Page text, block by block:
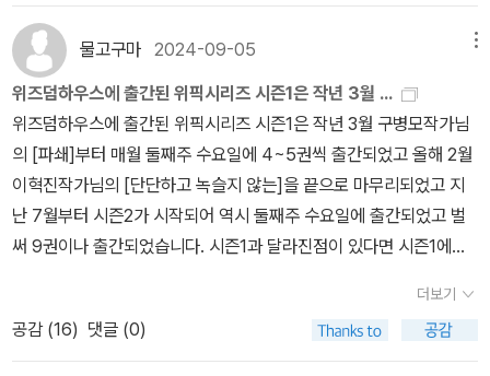
다. 그들의 연대가 끈끈하고 단단하기를 바란다. 이 소설에서는 어떨
지 모르지만.수국도 좋고 소설도 좋다. 수국은 조금씩 시들고 있다. 수
국과 소설을 짝꿍처럼 담아보려 했지만 아쉬움만 남는다. 수국을 바
라보는 소설, 소설을 바라보는 수국이라고 생각한다. 서로를 향하는
마음이라고 말이다. 소설과 수국의 마음은 어떨지 모르겠지만.
하고 있어서 '놓칠 수 없는' 책이기는 했다. ​나의, 인공지능에 대한 사
유와 인류의 미래 전망에 관심을 갖는 친구는 인공지능이 왜 '판단의
주체'가 될 수 없는지에 대해 자세히 설명해 주었다. 이러한 사고 실험
은 흥미롭고 섹시하고 도파민 터지지만(저속노화 주창하시다가 고속
노화로 선회하신 분이 생각나는군), 사실 나는 그의 말을 반도 이해하
지 못했다. 그렇다고 생각한다. ​솔직히 나는 그의 주장, 'AI는 판단의
주체가 될 수 없고, AI가 그럴 것이라는 주장은 식민주의의 부활을 꿈
꾸는 서백남들의 픽션'이라는 그의 말을 믿고 싶었다. 기대고 싶었다.
하지만, 내 안의 의문은 해소되지 않았고. 그런 채로, 그러니깐 의문과
질문을 껴안은 채로 계속해서 읽을 수밖에 없겠다는 결론에 도달했
다. ​다른 건 모르겠지만, 재미있게 쓴다는 점에서는 유발 하라리에게
물고구마 2024-09-05
위즈덤하우스에 출간된 위픽시리즈 시즌1은 작년 3월 ...
위즈덤하우스에 출간된 위픽시리즈 시즌1은 작년 3월 구병모작가님
의 [파쇄]부터 매월 둘째주 수요일에 4~5권씩 출간되었고 올해 2월
이혁진작가님의 [단단하고 녹슬지 않는]을 끝으로 마무리되었고 지
난 7월부터 시즌2가 시작되어 역시 둘째주 수요일에 출간되었고 벌
써 9권이나 출간되었습니다. 시즌1과 달라진점이 있다면 시즌1에서
는 데 시즌2부터는 그 것이 빠져있고 또한 책 표지에만 음각이 되어
있지만 대신 시즌1에는 없던 작가님들과의 인터뷰와 책 띠지 뒷면에
책의 바코드와 함께 작품에 도움이 되는 문구들이 삽입되어 감상포인
더보기
공감 (16) 댓글 (0)